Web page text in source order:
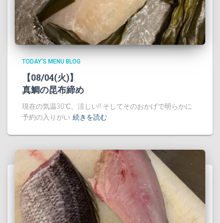
TODAY'S MENU BLOG
【08/04(火)】
真鯛の昆布締め
現在の気温30℃、涼しい!! そしてそのおかげで明らかに
予約の入りがい 続きを読む